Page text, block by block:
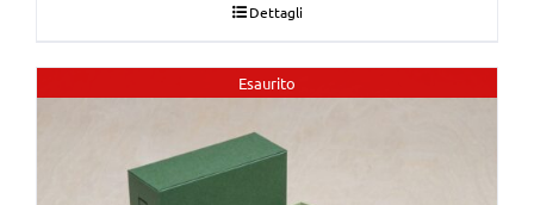
Dettagli
Esaurito